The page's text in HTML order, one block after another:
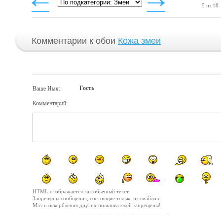
5 из 18
Комментарии к обои Кожа змеи
Ваше Имя: Гость
Комментарий:
HTML отображается как обычный текст.
Запрещены сообщения, состоящие только из смайлов.
Мат и оскорбления других пользователей запрещены!